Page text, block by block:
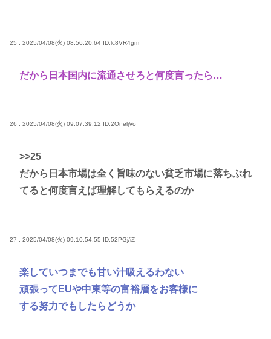
25 : 2025/04/08(火) 08:56:20.64 ID:lc8VR4gm
だから日本国内に流通させろと何度言ったら…
26 : 2025/04/08(火) 09:07:39.12 ID:2OneljVo
>>25
だから日本市場は全く旨味のない貧乏市場に落ちぶれ
てると何度言えば理解してもらえるのか
27 : 2025/04/08(火) 09:10:54.55 ID:52PGj/iZ
楽していつまでも甘い汁吸えるわない
頑張ってEUや中東等の富裕層をお客様に
する努力でもしたらどうか